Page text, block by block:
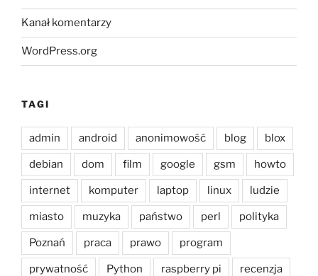
Kanał komentarzy
WordPress.org
TAGI
admin android anonimowość blog blox
debian dom film google gsm howto
internet komputer laptop linux ludzie
miasto muzyka państwo perl polityka
Poznań praca prawo program
prywatność Python raspberry pi recenzja